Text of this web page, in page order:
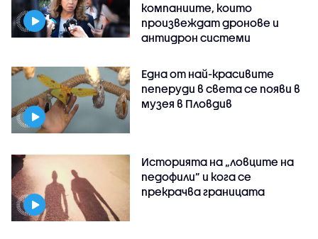
компаниите, които
произвеждат дронове и
антидрон системи
Една от най-красивите
пеперуди в света се появи в
музея в Пловдив
Историята на „ловците на
педофили” и кога се
прекрачва границата